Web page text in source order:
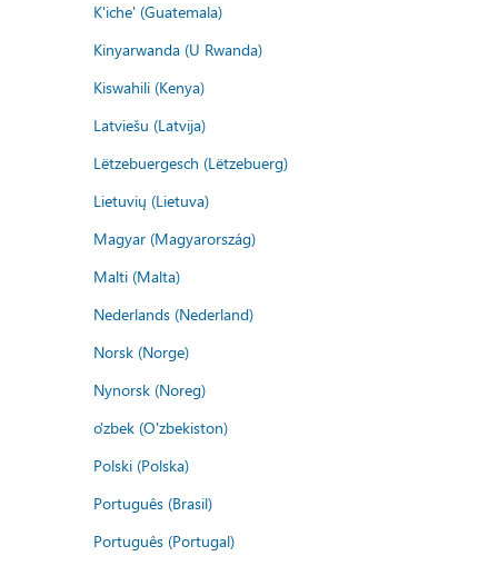
K'iche' (Guatemala)
Kinyarwanda (U Rwanda)
Kiswahili (Kenya)
Latviešu (Latvija)
Lëtzebuergesch (Lëtzebuerg)
Lietuvių (Lietuva)
Magyar (Magyarország)
Malti (Malta)
Nederlands (Nederland)
Norsk (Norge)
Nynorsk (Noreg)
o'zbek (O'zbekiston)
Polski (Polska)
Português (Brasil)
Português (Portugal)